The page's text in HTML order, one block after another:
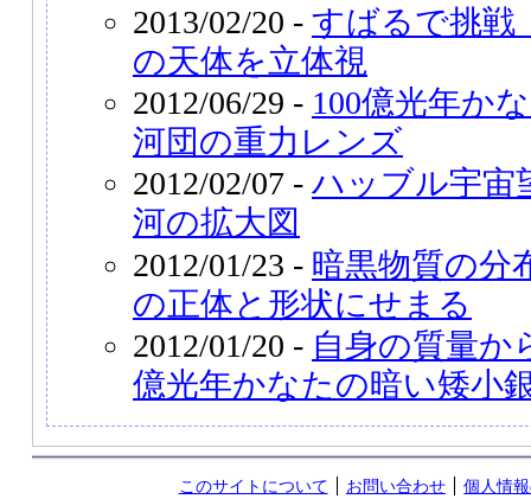
2013/02/20 - すばるで挑
の天体を立体視
2012/06/29 - 100億光年か
河団の重力レンズ
2012/02/07 - ハッブル宇宙
河の拡大図
2012/01/23 - 暗黒物質の
の正体と形状にせまる
2012/01/20 - 自身の質量か
億光年かなたの暗い矮小
このサイトについて お問い合わせ 個人情